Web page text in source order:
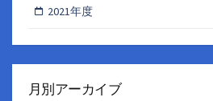
2021年度
月別アーカイブ